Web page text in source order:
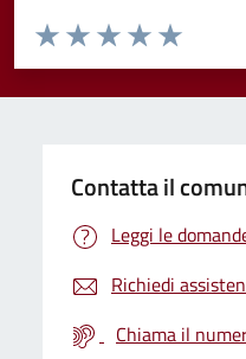
Valuta da 1 a 5 stelle la pagina
Valuta 5
Valuta 4 stelle
Valuta 3 stelle su 5
Valuta 2 stelle su 5
Valuta 1 stelle su 5
Contatta il
Leggi le
Richiedi
Chiama il